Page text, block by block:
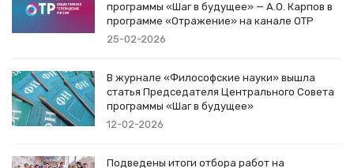
программы «Шаг в будущее» — А.О. Карпов в
программе «Отражение» на канале ОТР
25-02-2026
В журнале «Философские науки» вышла
статья Председателя Центрального Совета
программы «Шаг в будущее»
12-02-2026
Подведены итоги отбора работ на